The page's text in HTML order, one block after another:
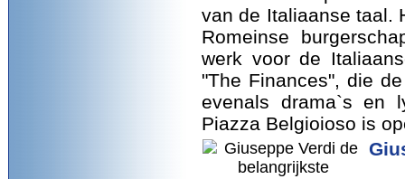
van de Italiaanse taal.
Romeinse
werk voor de
"The Finances", die
evenals drama`s en
Piazza Belgioioso is